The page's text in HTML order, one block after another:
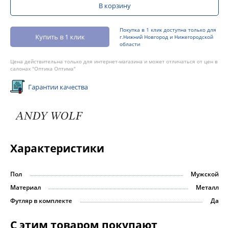
В корзину
Купить в 1 клик
Покупка в 1 клик доступна только для
г.Нижний Новгород и Нижегородской
области
Цена действительна только для интернет-магазина и может отличаться от цен в
салонах "Оптика Оптима"
Гарантии качества
Характеристики
Пол
Мужской
Материал
Металл
Футляр в комплекте
Да
С этим товаром покупают